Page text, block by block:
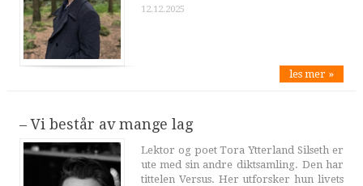
12.12.2025
les mer »
– Vi består av mange lag
Lektor og poet Tora Ytterland Silseth er
ute med sin andre diktsamling. Den har
tittelen Versus. Her utforsker hun livets